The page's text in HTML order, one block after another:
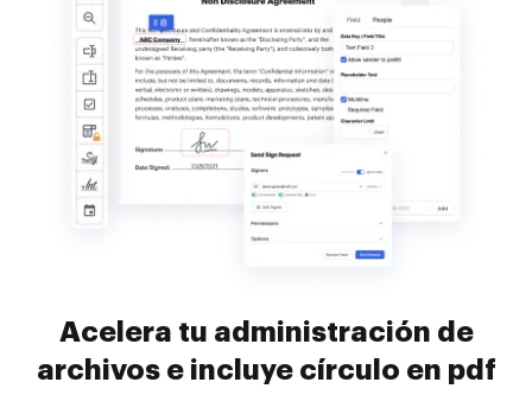
Acelera tu administración de
archivos e incluye círculo en pdf